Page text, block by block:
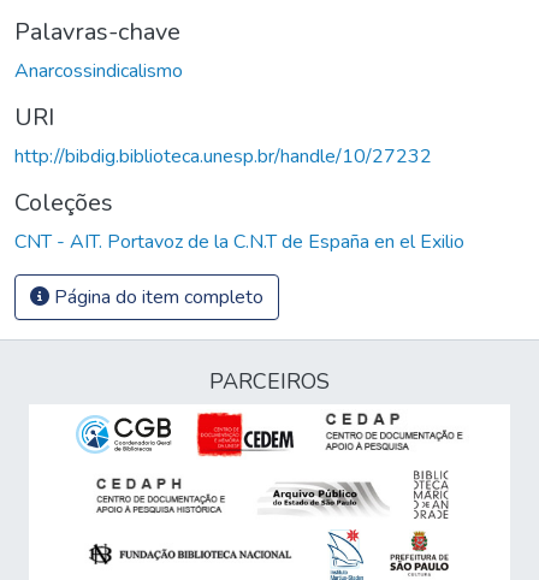
Palavras-chave
Anarcossindicalismo
URI
http://bibdig.biblioteca.unesp.br/handle/10/27232
Coleções
CNT - AIT. Portavoz de la C.N.T de España en el Exilio
Página do item completo
PARCEIROS